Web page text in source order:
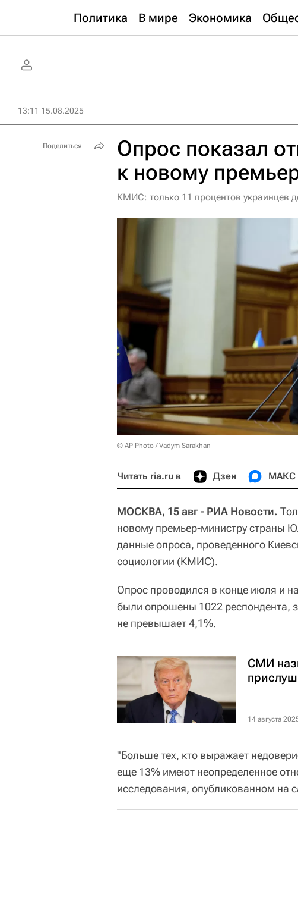
Политика В мире Экономика
13:11 15.08.2025
Опрос показал
к новому
КМИС: только 11 процентов украинцев
© AP Photo / Vadym Sarakhan
Читать ria.ru в Дзен МАКС
МОСКВА, 15 авг - РИА Новости.
новому премьер-министру страны
данные опроса, проведенного
социологии (КМИС).
Опрос проводился в конце июля и
были опрошены 1022 респондента,
не превышает 4,1%.
СМИ
14 августа
"Больше тех, кто выражает
еще 13% имеют неопределенное
исследования, опубликованном на
Поделиться